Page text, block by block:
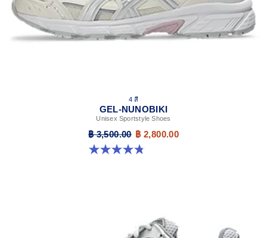
4 สี
GEL-NUNOBIKI
Unisex Sportstyle Shoes
฿ 3,500.00 ฿ 2,800.00
4.8 จาก 5 ดาว 179 รีวิว